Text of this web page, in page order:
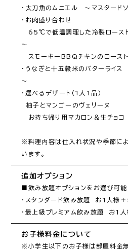
・太刀魚のムニエル　～マスタード
・お肉盛り合わせ
65℃で低温調理した冷製ロースト
～
スモーキーBBQチキンのロースト
・うなぎと十五穀米のバターライス
～
・選べるデザート（1人1品）
柚子とマンゴーのヴェリーヌ
お持ち帰り用マカロン＆生チョコ
※料理内容は仕入れ状況や季節に
います。
追加オプション
■飲み放題オプションをお選び可能
・スタンダード飲み放題　お1人様
・最上級プレミアム飲み放題　お1
お子様料金について
※小学生以下のお子様は部屋料金